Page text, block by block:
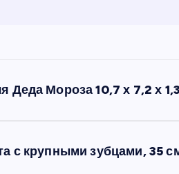
Деда Мороза 10,7 х 7,2 х
с крупными зубцами, 35